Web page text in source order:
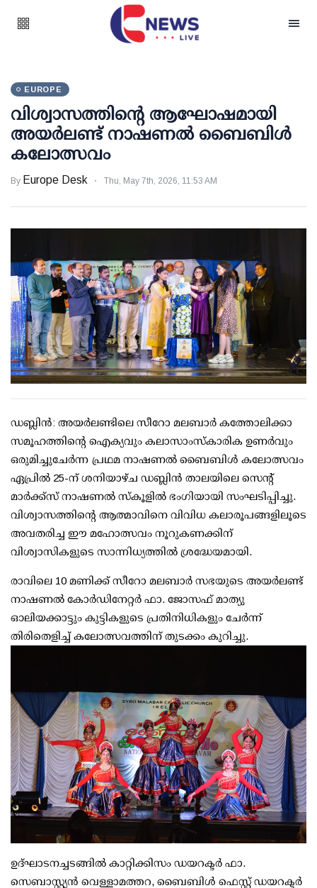
EUROPE
വിശ്വാസത്തിന്റെ ആഘോഷമായി
അയർലണ്ട് നാഷണൽ ബൈബിൾ
കലോത്സവം
By Europe Desk Thu, May 7th, 2026, 11:53 AM
ഡബ്ലിൻ: അയർലണ്ടിലെ സീറോ മലബാർ കത്തോലിക്കാ
സമൂഹത്തിന്റെ ഐക്യവും കലാസാംസ്കാരിക ഉണർവും
ഒരുമിച്ചുചേർന്ന പ്രഥമ നാഷണൽ ബൈബിൾ കലോത്സവം
ഏപ്രിൽ 25-ന് ശനിയാഴ്ച ഡബ്ലിൻ താലയിലെ സെന്റ്
മാർക്ക്സ് നാഷണൽ സ്കൂളിൽ ഭംഗിയായി സംഘടിപ്പിച്ചു.
വിശ്വാസത്തിന്റെ ആത്മാവിനെ വിവിധ കലാരൂപങ്ങളിലൂടെ
അവതരിച്ച ഈ മഹോത്സവം നൂറുകണക്കിന്
വിശ്വാസികളുടെ സാന്നിധ്യത്തിൽ ശ്രദ്ധേയമായി.
രാവിലെ 10 മണിക്ക് സീറോ മലബാർ സഭയുടെ അയർലണ്ട്
നാഷണൽ കോർഡിനേറ്റർ ഫാ. ജോസഫ് മാത്യു
ഓലിയക്കാട്ടും കുട്ടികളുടെ പ്രതിനിധികളും ചേർന്ന്
തിരിതെളിച്ച് കലോത്സവത്തിന് തുടക്കം കുറിച്ചു.
ഉദ്ഘാടനച്ചടങ്ങിൽ കാറ്റിക്കിസം ഡയറക്ടർ ഫാ.
സെബാസ്റ്റ്യൻ വെള്ളാമത്തറ, ബൈബിൾ ഫെസ്റ്റ് ഡയറക്ടർ